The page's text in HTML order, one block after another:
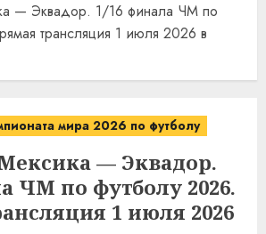
— Эквадор. 1/16 финала ЧМ по
трансляция 1 июля 2026 в
мира 2026 по футболу
— Эквадор.
ЧМ по футболу 2026.
1 июля 2026